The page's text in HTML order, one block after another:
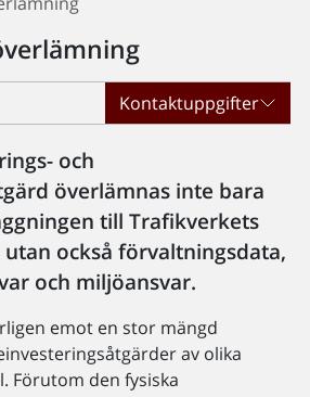
Kontaktuppgifter
och
överlämnas inte bara
till Trafikverkets
också förvaltningsdata,
och miljöansvar.
emot en stor mängd
av olika
Förutom den fysiska